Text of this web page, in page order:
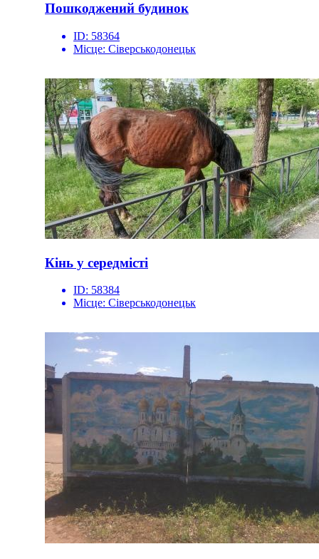
Пошкоджений будинок
ID: 58364
Місце: Сіверськодонецьк
Кінь у середмісті
ID: 58384
Місце: Сіверськодонецьк